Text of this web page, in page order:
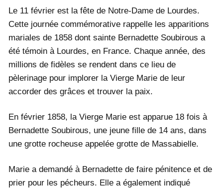
Le 11 février est la fête de Notre-Dame de Lourdes.
Cette journée commémorative rappelle les apparitions
mariales de 1858 dont sainte Bernadette Soubirous a
été témoin à Lourdes, en France. Chaque année, des
millions de fidèles se rendent dans ce lieu de
pèlerinage pour implorer la Vierge Marie de leur
accorder des grâces et trouver la paix.
En février 1858, la Vierge Marie est apparue 18 fois à
Bernadette Soubirous, une jeune fille de 14 ans, dans
une grotte rocheuse appelée grotte de Massabielle.
Marie a demandé à Bernadette de faire pénitence et de
prier pour les pécheurs. Elle a également indiqué